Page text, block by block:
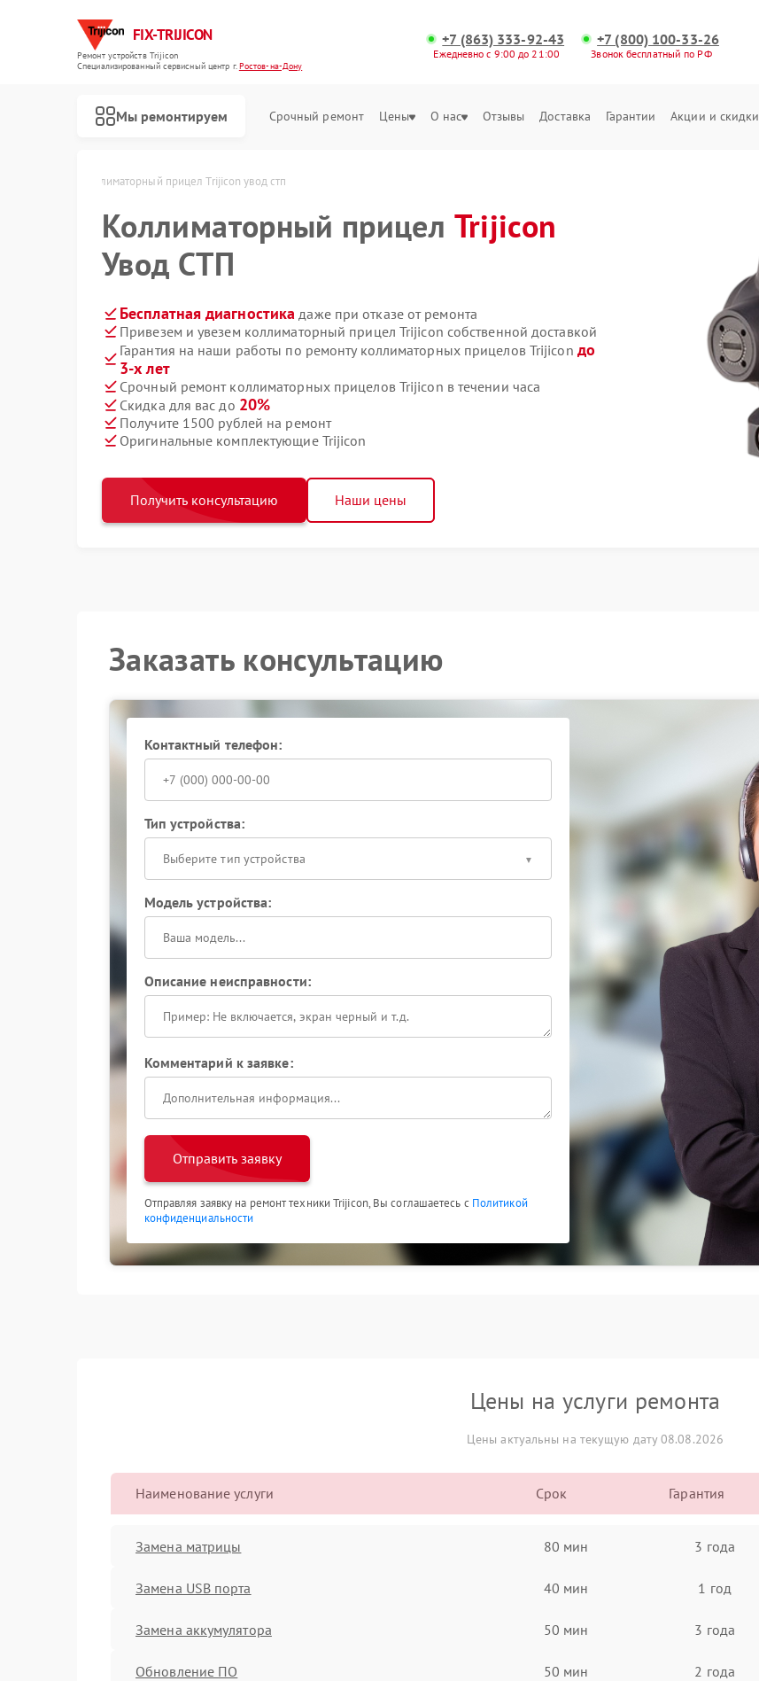
FIX-TRIJICON
Ремонт устройств Trijicon
Специализированный cервисный центр г.Ростов-на-Дону
+7 (863) 333-92-43
Ежедневно с 9:00 до 21:00
+7 (800) 100-33-26
Звонок бесплатный по РФ
Мы ремонтируем Срочный ремонт Цены О нас Отзывы Доставка Гарантии Акции и скидки
Коллиматорный прицел Trijicon увод стп
Коллиматорный прицел Trijicon
Увод СТП
Бесплатная диагностика даже при отказе от ремонта
Привезем и увезем коллиматорный прицел Trijicon собственной доставкой
Гарантия на наши работы по ремонту коллиматорных прицелов Trijicon до
3-х лет
Срочный ремонт коллиматорных прицелов Trijicon в течении часа
Скидка для вас до 20%
Получите 1500 рублей на ремонт
Оригинальные комплектующие Trijicon
Получить консультацию Наши цены
Заказать консультацию
Контактный телефон:
Тип устройства:
Выберите тип устройства
Модель устройства:
Описание неисправности:
Комментарий к заявке:
Отправить заявку
Отправляя заявку на ремонт техники Trijicon, Вы соглашаетесь с Политикой
конфиденциальности
Цены на услуги ремонта
Цены актуальны на текущую дату 08.08.2026
Наименование услуги Срок Гарантия
Замена матрицы 80 мин 3 года
Замена USB порта 40 мин 1 год
Замена аккумулятора 50 мин 3 года
Обновление ПО 50 мин 2 года